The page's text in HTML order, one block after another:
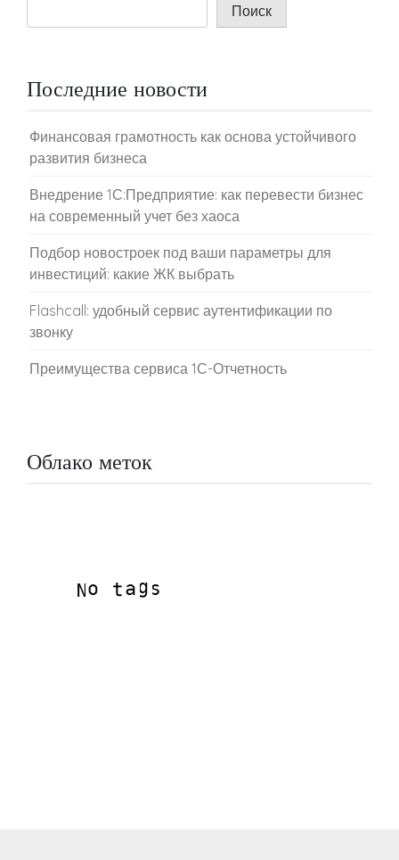
Поиск
Последние новости
Финансовая грамотность как основа устойчивого
развития бизнеса
Внедрение 1С:Предприятие: как перевести бизнес
на современный учет без хаоса
Подбор новостроек под ваши параметры для
инвестиций: какие ЖК выбрать
Flashcall: удобный сервис аутентификации по
звонку
Преимущества сервиса 1С-Отчетность
Облако меток